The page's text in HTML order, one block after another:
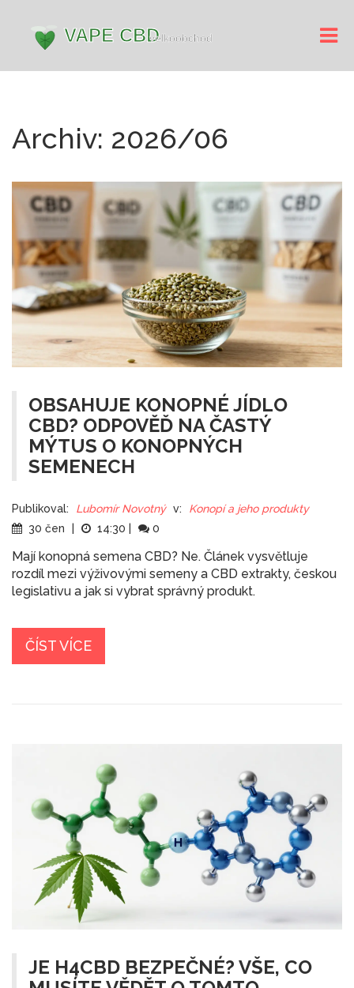
Archiv: 2026/06
OBSAHUJE KONOPNÉ JÍDLO
CBD? ODPOVĚĎ NA ČASTÝ
MÝTUS O KONOPNÝCH
SEMENECH
Publikoval: Lubomír Novotný v:
Konopí a jeho produkty
30 čen
14:30 0
Mají konopná semena CBD? Ne. Článek vysvětluje
rozdíl mezi výživovými semeny a CBD extrakty, českou
legislativu a jak si vybrat správný produkt.
ČÍST VÍCE
JE H4CBD BEZPEČNÉ? VŠE, CO